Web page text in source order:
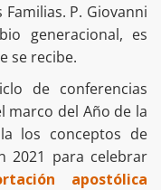
P. Giovanni
generacional, es
se recibe.
de conferencias
marco del Año de la
los conceptos de
2021 para celebrar
apostólica